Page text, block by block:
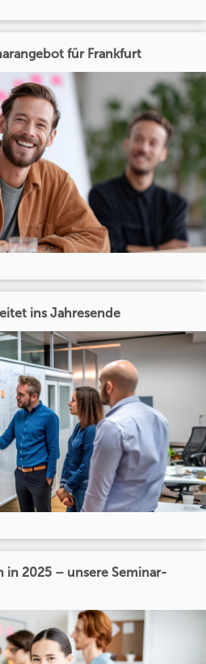
für Frankfurt
ins Jahresende
in 2025 – unsere Seminar-